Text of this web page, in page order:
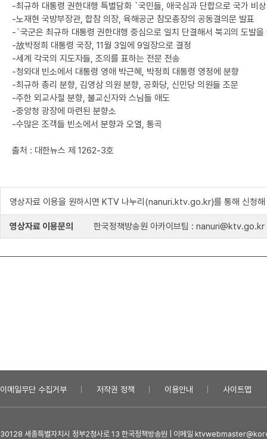
-최규하 대통령 권한대행 특별담화 `국민들, 애국심과 단합으로 국가 비
-노재현 국방부장관, 합참 의장, 육해공군 참모총장의 공동결의문 발표
-`국군은 최규하 대통령 권한대행 중심으로 일치 단결해서 북괴의 도발
-故박정희 대통령 국장, 11월 3일에 9일장으로 결정
-세계 각국의 지도자들, 조의를 표하는 전문 전송
-청와대 빈소에서 대통령 영애 박근혜, 박정희 대통령 영정에 분향
-최규하 총리 분향, 김영삼 의원 분향, 공화당, 신민당 의원들 조문
-주한 외교사절 분향, 불교신자와 스님들 애도
-중앙청 광장에 마련된 분향소
-수많은 조객들 빈소에서 분향과 오열, 통곡
출처 : 대한뉴스 제 1262-3호
영상자료 이용을 원하시면 KTV 나누리(nanuri.ktv.go.kr)를 통해 신청해
영상자료 이용문의 한국정책방송원 아카이브팀 : nanuri@ktv.go.kr
이메일무단 수집거부 저작권 정책 이용안내 사이트맵
30128 세종특별자치시 정부2청사로 13 한국정책방송원 | 이메일